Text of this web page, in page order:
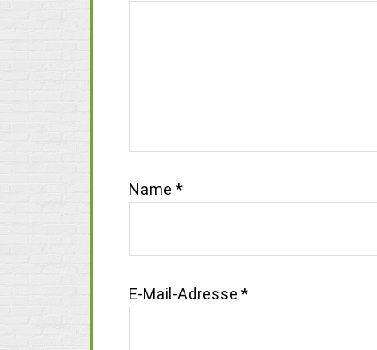
Name *
E-Mail-Adresse *